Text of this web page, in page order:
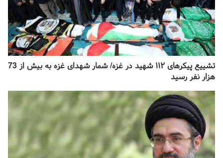
تشییع پیکرهای ۱۱۲ شهید در غزه/ شمار شهدای غزه به بیش از 73
هزار نفر رسید